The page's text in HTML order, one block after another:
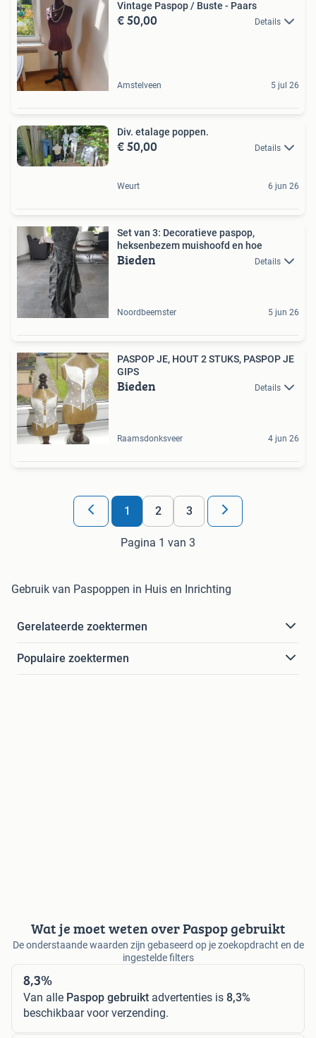
Vintage Paspop / Buste - Paars
€ 50,00 Details
Amstelveen 5 jul 26
Div. etalage poppen.
€ 50,00 Details
Weurt 6 jun 26
Set van 3: Decoratieve paspop,
heksenbezem muishoofd en hoe
Bieden Details
Noordbeemster 5 jun 26
PASPOP JE, HOUT 2 STUKS, PASPOP JE
GIPS
Bieden Details
Raamsdonksveer 4 jun 26
1 2 3
Pagina 1 van 3
Gebruik van Paspoppen in Huis en Inrichting
Gerelateerde zoektermen
Populaire zoektermen
Wat je moet weten over Paspop gebruikt
De onderstaande waarden zijn gebaseerd op je zoekopdracht en de
ingestelde filters
8,3%
Van alle Paspop gebruikt advertenties is 8,3%
beschikbaar voor verzending.